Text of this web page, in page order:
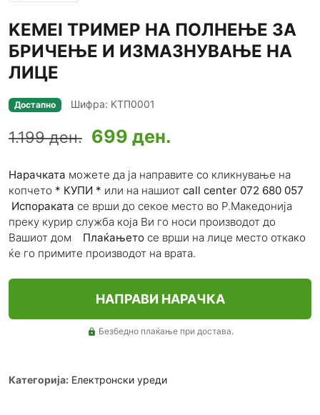
KEMEI TРИМЕР НА ПОЛНЕЊЕ ЗА
БРИЧЕЊЕ И ИЗМАЗНУВАЊЕ НА
ЛИЦЕ
Достапно Шифра: КТП0001
1.199 ден. 699 ден.
Нарачката можете да ја направите со кликнување на
копчето * КУПИ * или на нашиот call center 072 680 057
Испораката се врши до секое место во Р.Македонија
преку курир служба која Ви го носи производот до
Вашиот дом
Плаќањето се врши на лице место откако
ќе го примите производот на врата.
НАПРАВИ НАРАЧКА
lock Безбедно плаќање при достава.
Категорија: Електронски уреди